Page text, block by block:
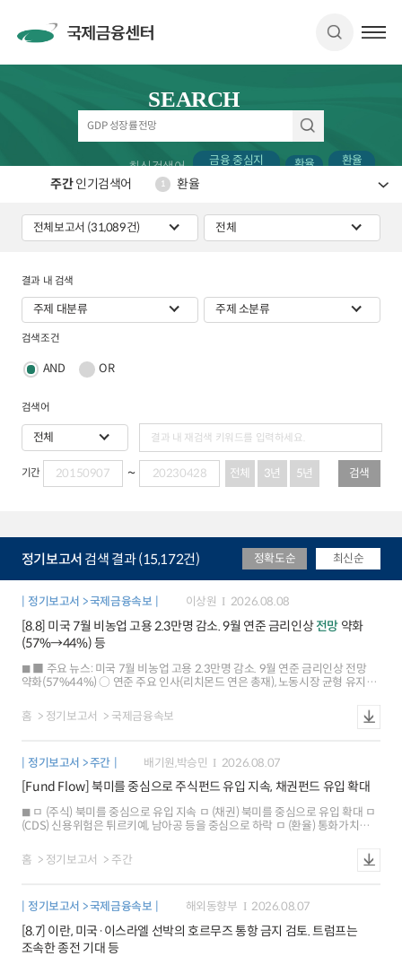
SEARCH
최신검색어 금융 중심지 환율 환율
결과 내 검색
검색조건
AND OR
검색어
기간 전체 3년 5년 검색
정기보고서 검색 결과 (15,172건) 정확도순 최신순
정기보고서 > 국제금융속보 이상원 2026.08.08
[8.8] 미국 7월 비농업 고용 2.3만명 감소. 9월 연준 금리인상전망 약화
(57%→44%) 등
■ 주요 뉴스: 미국 7월 비농업 고용 2.3만명 감소. 9월 연준 금리인상 전망
약화(57%44%) ○ 연준 주요 인사(리치몬드 연은 총재), 노동시장 균형 유지
초반 유지 ○ 유로존 6월 산업생산(+0.2%), 예상치(+0.1%) 상회했으나 저성장
우려 지속 ○ 중국ㆍ대만 7월 수출, 반도체 수출 호조 등으로 20~30%대
하락[-3bp] ○ 주가: 미국 SP500은 금리인상 전망 후퇴에 따른 위험선호 개선
이어지면서 사상 최고(+0.3%) ○ 환율: 달러화지수는 고용지표 부진 등으로
내외 금리차가 축소되면서 하락 유로화와 엔화 가치는 각각 0.3%, 0.4% 상승
○ 금리: 미국 10년물은 연준 금리인상 전망 약화 및 인플레이션 기대 둔화로
하락 독일은 유가에 연동해 상승하다가 미국 고용지표 발표 직후 반락(-1bp) ※
(스왑포인트-0.55원)
홈 정기보고서 국제금융속보
정기보고서 > 주간 배기원,박승민 2026.08.07
[Fund Flow] 북미를 중심으로 주식펀드 유입 지속, 채권펀드 유입 확대
ㅁ (주식) 북미를 중심으로 유입 지속 ㅁ (채권) 북미를 중심으로 유입 확대 ㅁ
(CDS) 신용위험은 튀르키예, 남아공 등을 중심으로 하락 ㅁ (환율) 통화가치는
홈
정기보고서 주간
정기보고서 > 국제금융속보 해외동향부 2026.08.07
[8.7] 이란, 미국·이스라엘 선박의 호르무즈 통항 금지 검토. 트럼프는
조속한 종전 기대 등
주간인기검색어 1 환율